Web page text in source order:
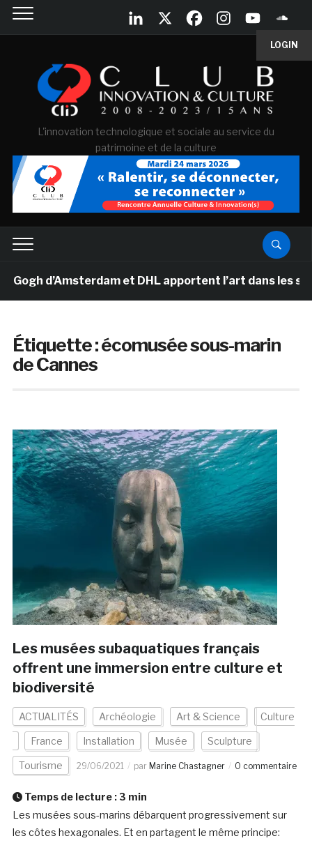
LOGIN
L'innovation technologique et sociale au service du
patrimoine et de la culture
d’Amsterdam et DHL apportent l’art dans les
Étiquette :écomusée sous-marin
de Cannes
Les musées subaquatiques français
offrent une immersion entre culture et
biodiversité
ACTUALITÉS Archéologie Art & Science Culture
France Installation Musée Sculpture
Tourisme 29/06/2021 par Marine Chastagner 0 commentaire
Temps de lecture : 3 min
Les musées sous-marins débarquent progressivement sur
les côtes hexagonales. Et en partagent le même principe: